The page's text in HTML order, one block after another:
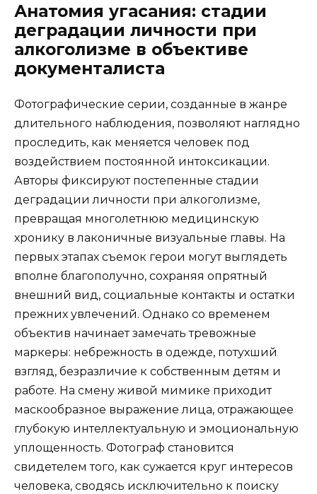
Анатомия угасания: стадии
деградации личности при
алкоголизме в объективе
документалиста
Фотографические серии, созданные в жанре
длительного наблюдения, позволяют наглядно
проследить, как меняется человек под
воздействием постоянной интоксикации.
Авторы фиксируют постепенные стадии
деградации личности при алкоголизме,
превращая многолетнюю медицинскую
хронику в лаконичные визуальные главы. На
первых этапах съемок герои могут выглядеть
вполне благополучно, сохраняя опрятный
внешний вид, социальные контакты и остатки
прежних увлечений. Однако со временем
объектив начинает замечать тревожные
маркеры: небрежность в одежде, потухший
взгляд, безразличие к собственным детям и
работе. На смену живой мимике приходит
маскообразное выражение лица, отражающее
глубокую интеллектуальную и эмоциональную
уплощенность. Фотограф становится
свидетелем того, как сужается круг интересов
человека, сводясь исключительно к поиску